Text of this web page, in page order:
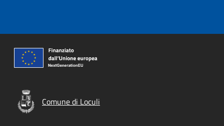
Comune di Loculi